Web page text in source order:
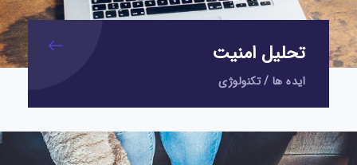
تحلیل امنیت
ایده ها /تکنولوژی